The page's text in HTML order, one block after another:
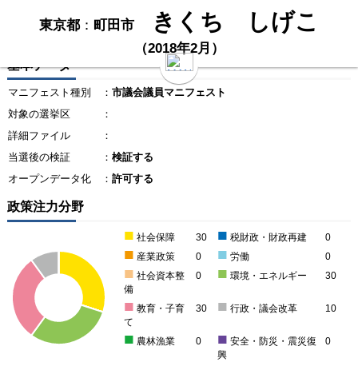
東京都： 町田市 きくち しげこ
（2018年2月）
基本データ
マニフェスト種別 ： 市議会議員マニフェスト
対象の選挙区
：
詳細ファイル
：
当選後の検証
： 検証する
オープンデータ化
： 許可する
政策注力分野
■ 社会保障 30 ■ 税財政・財政再建 0
■ 産業政策 0 ■ 労働 0
■ 社会資本整
備
0 ■ 環境・エネルギー 30
■ 教育・子育
て
30 ■ 行政・議会改革 10
■ 農林漁業 0 ■ 安全・防災・震災復
興
0